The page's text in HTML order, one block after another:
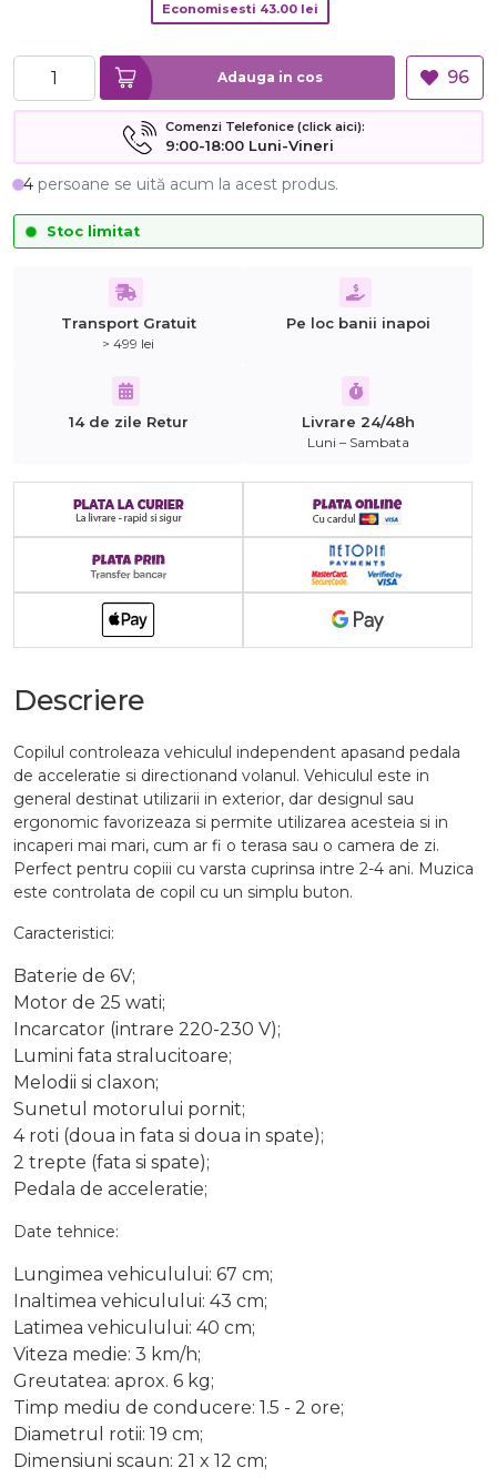
Economisesti 43.00 lei
Adauga in cos 96
Comenzi Telefonice (click aici):
9:00-18:00 Luni-Vineri
4 persoane se uită acum la acest produs.
Stoc limitat
Transport Gratuit
> 499 lei
Pe loc banii inapoi
14 de zile Retur Livrare 24/48h
Luni – Sambata
Descriere
Copilul controleaza vehiculul independent apasand pedala
de acceleratie si directionand volanul. Vehiculul este in
general destinat utilizarii in exterior, dar designul sau
ergonomic favorizeaza si permite utilizarea acesteia si in
incaperi mai mari, cum ar fi o terasa sau o camera de zi.
Perfect pentru copiii cu varsta cuprinsa intre 2-4 ani. Muzica
este controlata de copil cu un simplu buton.
Caracteristici:
Baterie de 6V;
Motor de 25 wati;
Incarcator (intrare 220-230 V);
Lumini fata stralucitoare;
Melodii si claxon;
Sunetul motorului pornit;
4 roti (doua in fata si doua in spate);
2 trepte (fata si spate);
Pedala de acceleratie;
Date tehnice:
Lungimea vehiculului: 67 cm;
Inaltimea vehiculului: 43 cm;
Latimea vehiculului: 40 cm;
Viteza medie: 3 km/h;
Greutatea: aprox. 6 kg;
Timp mediu de conducere: 1.5 - 2 ore;
Diametrul rotii: 19 cm;
Dimensiuni scaun: 21 x 12 cm;